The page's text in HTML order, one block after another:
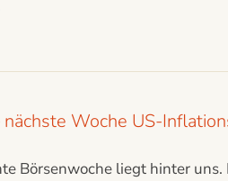
Woche US-
Börsenwoche liegt hinter